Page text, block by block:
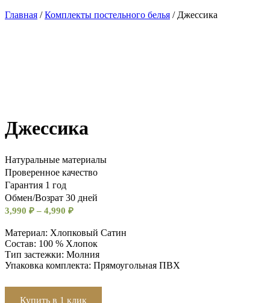
Главная /Комплекты постельного белья / Джессика
Джессика
Натуральные материалы
Проверенное качество
Гарантия 1 год
Обмен/Возрат 30 дней
3,990 ₽ – 4,990 ₽
Материал: Хлопковый Сатин
Состав: 100 % Хлопок
Тип застежки: Молния
Упаковка комплекта: Прямоугольная ПВХ
Купить в 1 клик